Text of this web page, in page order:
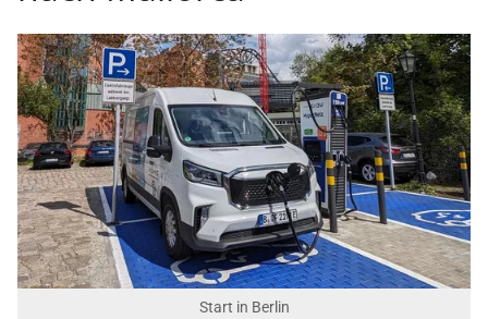
Start in Berlin